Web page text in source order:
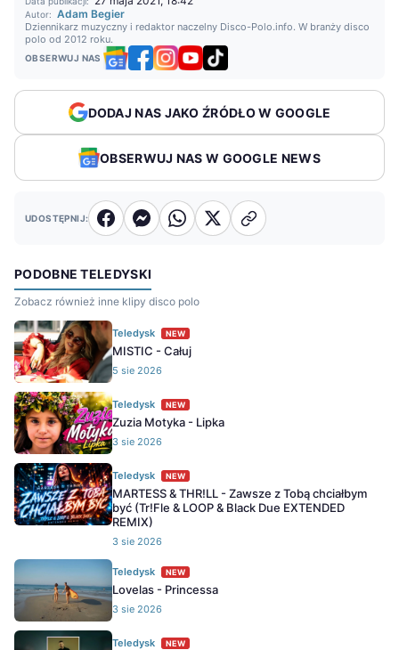
Autor: Adam Begier
Dziennikarz muzyczny i redaktor naczelny Disco-Polo.info. W branży disco
polo od 2012 roku.
OBSERWUJ NAS
DODAJ NAS JAKO ŹRÓDŁO W GOOGLE
OBSERWUJ NAS W GOOGLE NEWS
UDOSTĘPNIJ:
PODOBNE TELEDYSKI
Zobacz również inne klipy disco polo
Teledysk NEW
MISTIC - Całuj
5 sie 2026
Teledysk NEW
Zuzia Motyka - Lipka
3 sie 2026
Teledysk NEW
MARTESS & THR!LL - Zawsze z Tobą chciałbym
być (Tr!Fle & LOOP & Black Due EXTENDED
REMIX)
3 sie 2026
Teledysk NEW
Lovelas - Princessa
3 sie 2026
Teledysk NEW